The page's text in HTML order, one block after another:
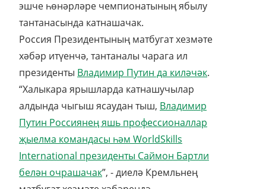
эшче һөнәрләре чемпионатының ябылу
тантанасында катнашачак.
Россия Президентының матбугат хезмәте
хәбәр итүенчә, тантаналы чарага ил
президенты Владимир Путин да киләчәк.
“Халыкара ярышларда катнашучылар
алдында чыгыш ясаудан тыш, Владимир
Путин Россиянең яшь профессионаллар
җыелма командасы һәм WorldSkills
International президенты Саймон Бартли
белән очрашачак”, - диелә Кремльнең